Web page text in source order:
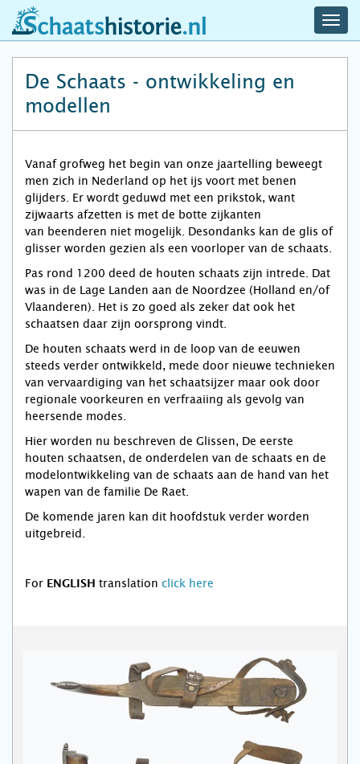
schaatshistorie.nl
De Schaats - ontwikkeling en
modellen
Vanaf grofweg het begin van onze jaartelling beweegt
men zich in Nederland op het ijs voort met benen
glijders. Er wordt geduwd met een prikstok, want
zijwaarts afzetten is met de botte zijkanten
van beenderen niet mogelijk. Desondanks kan de glis of
glisser worden gezien als een voorloper van de schaats.
Pas rond 1200 deed de houten schaats zijn intrede. Dat
was in de Lage Landen aan de Noordzee (Holland en/of
Vlaanderen). Het is zo goed als zeker dat ook het
schaatsen daar zijn oorsprong vindt.
De houten schaats werd in de loop van de eeuwen
steeds verder ontwikkeld, mede door nieuwe technieken
van vervaardiging van het schaatsijzer maar ook door
regionale voorkeuren en verfraaiing als gevolg van
heersende modes.
Hier worden nu beschreven de Glissen, De eerste
houten schaatsen, de onderdelen van de schaats en de
modelontwikkeling van de schaats aan de hand van het
wapen van de familie De Raet.
De komende jaren kan dit hoofdstuk verder worden
uitgebreid.
For ENGLISH translation click here